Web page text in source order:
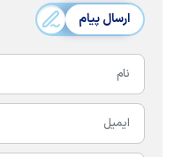
ارسال پیام